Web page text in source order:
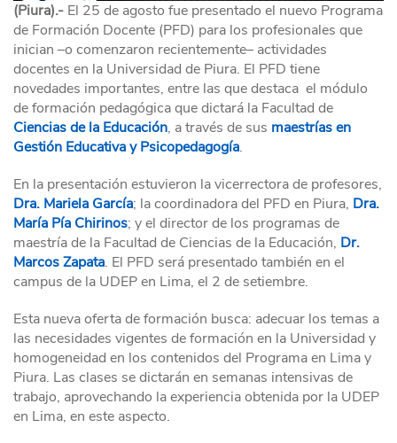
(Piura).- El 25 de agosto fue presentado el nuevo Programa
de Formación Docente (PFD) para los profesionales que
inician –o comenzaron recientemente– actividades
docentes en la Universidad de Piura. El PFD tiene
novedades importantes, entre las que destaca el módulo
de formación pedagógica que dictará la Facultad de
Ciencias de la Educación, a través de sus maestrías en
Gestión Educativa y Psicopedagogía.
En la presentación estuvieron la vicerrectora de profesores,
Dra. Mariela García; la coordinadora del PFD en Piura, Dra.
María Pía Chirinos; y el director de los programas de
maestría de la Facultad de Ciencias de la Educación, Dr.
Marcos Zapata. El PFD será presentado también en el
campus de la UDEP en Lima, el 2 de setiembre.
Esta nueva oferta de formación busca: adecuar los temas a
las necesidades vigentes de formación en la Universidad y
homogeneidad en los contenidos del Programa en Lima y
Piura. Las clases se dictarán en semanas intensivas de
trabajo, aprovechando la experiencia obtenida por la UDEP
en Lima, en este aspecto.